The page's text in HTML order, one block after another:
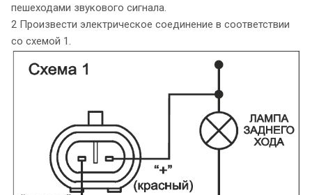
пешеходами звукового сигнала.
2 Произвести электрическое соединение в соответствии
со схемой 1.